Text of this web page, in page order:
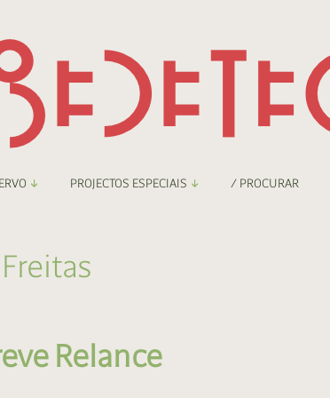
Comicarte
Digital
PROJECTOS ESPECIAIS
Recortes
/ PROCURAR
Relance